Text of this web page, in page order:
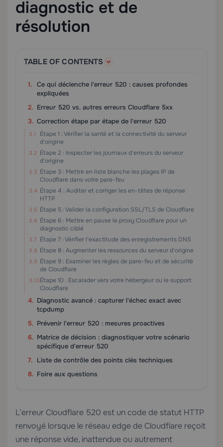
diagnostic et de
résolution
TABLE OF CONTENTS
Ce qui déclenche l'erreur 520 : causes profondes
expliquées
Erreur 520 vs. autres erreurs Cloudflare 5xx
Correction étape par étape de l'erreur 520
Étape 1 : Vérifier la santé et la connectivité du serveur
d'origine
Étape 2 : Inspecter les journaux d'erreurs du serveur
d'origine
Étape 3 : Mettre en liste blanche les plages IP de
Cloudflare dans votre pare-feu
Étape 4 : Auditer et corriger les en-têtes de réponse
HTTP
Étape 5 : Valider la configuration SSL/TLS de Cloudflare
Étape 6 : Mettre en pause le proxy Cloudflare pour un
diagnostic ciblé
Étape 7 : Vérifier l'exactitude des enregistrements DNS
Étape 8 : Augmenter les ressources du serveur d'origine
Étape 9 : Examiner les règles de pare-feu et de sécurité
de Cloudflare
Étape 10 : Escalader vers votre hébergeur ou le support
Cloudflare
Diagnostic avancé : capturer l'échec exact avec
tcpdump
Prévenir l'erreur 520 : mesures proactives
Matrice de décision : diagnostiquer votre scénario
spécifique d'erreur 520
Liste de contrôle des points clés techniques
Foire aux questions
L’erreur Cloudflare 520 est un code de statut HTTP
renvoyé lorsque le réseau edge de Cloudflare reçoit
une réponse vide, inattendue ou autrement